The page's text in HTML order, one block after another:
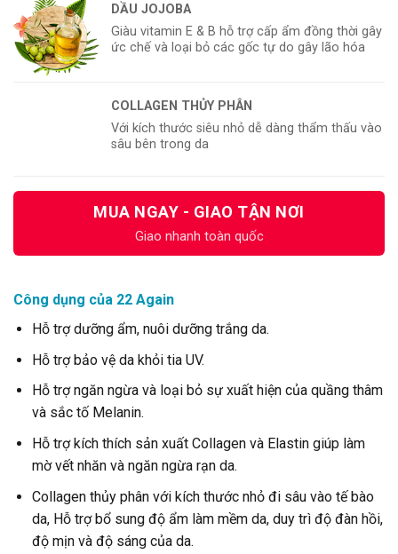
DẦU JOJOBA
Giàu vitamin E & B hỗ trợ cấp ẩm đồng thời gây
ức chế và loại bỏ các gốc tự do gây lão hóa
COLLAGEN THỦY PHÂN
Với kích thước siêu nhỏ dễ dàng thẩm thấu vào
sâu bên trong da
MUA NGAY - GIAO TẬN NƠI
Giao nhanh toàn quốc
Công dụng của 22 Again
Hỗ trợ dưỡng ẩm, nuôi dưỡng trắng da.
Hỗ trợ bảo vệ da khỏi tia UV.
Hỗ trợ ngăn ngừa và loại bỏ sự xuất hiện của quầng thâm
và sắc tố Melanin.
Hỗ trợ kích thích sản xuất Collagen và Elastin giúp làm
mờ vết nhăn và ngăn ngừa rạn da.
Collagen thủy phân với kích thước nhỏ đi sâu vào tế bào
da, Hỗ trợ bổ sung độ ẩm làm mềm da, duy trì độ đàn hồi,
độ mịn và độ sáng của da.